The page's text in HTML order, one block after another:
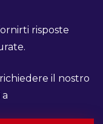
risposte
il nostro